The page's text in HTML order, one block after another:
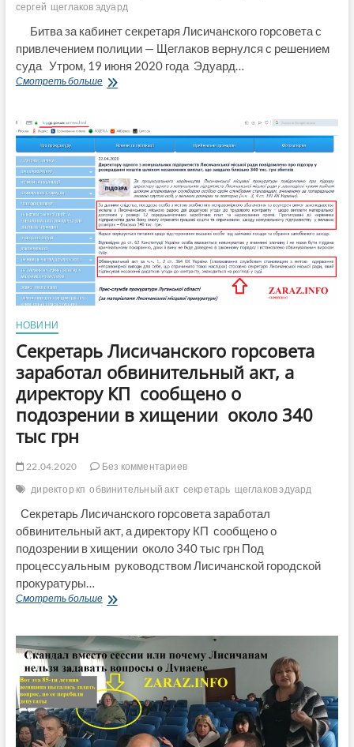
сергей щеглаков эдуард
Битва за кабинет секретаря Лисичанского горсовета с
привлечением полиции — Щеглаков вернулся с решением
суда Утром, 19 июня 2020 года Эдуард…
Смотреть большеБитва
Лисичанского
горсовета
с
привлечением
полиции.
ВИДЕО
НОВИНИ
Секретарь Лисичанского горсовета
заработал обвинительный акт, а
директору КП сообщено о
подозрении в хищении около 340
тыс грн
22.04.2020
Без комментариев
директор кп обвинительный акт секретарь щеглаков эдуард
Секретарь Лисичанского горсовета заработал
обвинительный акт, а директору КП сообщено о
подозрении в хищении около 340 тыс грн Под
процессуальным руководством Лисичанской городской
прокуратуры…
Смотреть большеСекретарь
заработал
обвинительный
акт,
а
директору
КП
сообщено
о